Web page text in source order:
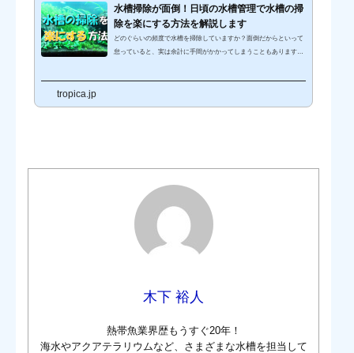
水槽掃除が面倒！日頃の水槽管理で水槽の掃
除を楽にする方法を解説します
どのぐらいの頻度で水槽を掃除していますか？面倒だからといって
怠っていると、実は余計に手間がかかってしまうこともあります。
tropica.jp
木下 裕人
熱帯魚業界歴もうすぐ20年！
海水やアクアテラリウムなど、さまざまな水槽を担当して